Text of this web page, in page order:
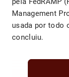
Management
usada por todo
concluiu.